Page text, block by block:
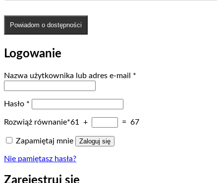
Powiadom o dostępności
Logowanie
Nazwa użytkownika lub adres e-mail *
Hasło *
Rozwiąż równanie*61 + = 67
Zapamiętaj mnie Zaloguj się
Nie pamiętasz hasła?
Zarejestruj się